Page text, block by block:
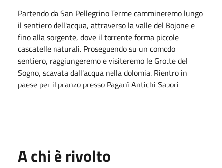
Partendo da San Pellegrino Terme cammineremo lungo
il sentiero dell'acqua, attraverso la valle del Bojone e
fino alla sorgente, dove il torrente forma piccole
cascatelle naturali. Proseguendo su un comodo
sentiero, raggiungeremo e visiteremo le Grotte del
Sogno, scavata dall'acqua nella dolomia. Rientro in
paese per il pranzo presso Paganì Antichi Sapori
A chi è rivolto